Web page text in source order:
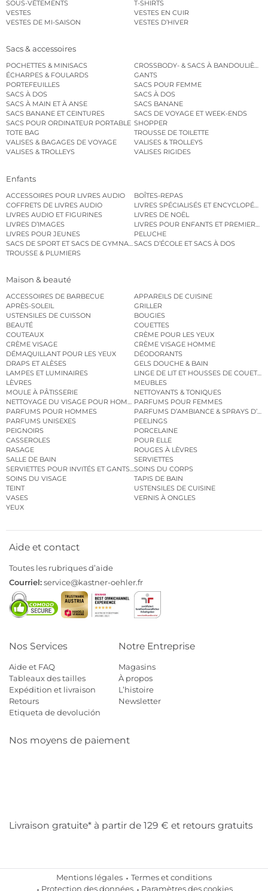
SOUS-VÊTEMENTS
T-SHIRTS
VESTES
VESTES EN CUIR
VESTES DE MI-SAISON
VESTES D’HIVER
Sacs & accessoires
POCHETTES & MINISACS
CROSSBODY- & SACS À BANDOULIÈRE
ÉCHARPES & FOULARDS
GANTS
PORTEFEUILLES
SACS POUR FEMME
SACS À DOS
SACS À DOS
SACS À MAIN ET À ANSE
SACS BANANE
SACS BANANE ET CEINTURES
SACS DE VOYAGE ET WEEK-ENDS
SACS POUR ORDINATEUR PORTABLE SHOPPER
TOTE BAG
TROUSSE DE TOILETTE
VALISES & BAGAGES DE VOYAGE
VALISES & TROLLEYS
VALISES & TROLLEYS
VALISES RIGIDES
Enfants
ACCESSOIRES POUR LIVRES AUDIO
BOÎTES-REPAS
COFFRETS DE LIVRES AUDIO
LIVRES SPÉCIALISÉS ET
LIVRES AUDIO ET FIGURINES
LIVRES DE NOËL
LIVRES D’IMAGES
LIVRES POUR ENFANTS ET PREMIERS
LIVRES POUR JEUNES
PELUCHE
SACS DE SPORT ET SACS DE GYMNASTIQUESACS D’ÉCOLE ET SACS À DOS
TROUSSE & PLUMIERS
Maison & beauté
ACCESSOIRES DE BARBECUE
APPAREILS DE CUISINE
APRÈS-SOLEIL
GRILLER
USTENSILES DE CUISSON
BOUGIES
BEAUTÉ
COUETTES
COUTEAUX
CRÈME POUR LES YEUX
CRÈME VISAGE
CRÈME VISAGE HOMME
DÉMAQUILLANT POUR LES YEUX
DÉODORANTS
DRAPS ET ALÈSES
GELS DOUCHE & BAIN
LAMPES ET LUMINAIRES
LINGE DE LIT ET HOUSSES DE COUETTE
LÈVRES
MEUBLES
MOULE À PÂTISSERIE
NETTOYANTS & TONIQUES
NETTOYAGE DU VISAGE POUR HOMMESPARFUMS POUR FEMMES
PARFUMS POUR HOMMES
PARFUMS D’AMBIANCE & SPRAYS
PARFUMS UNISEXES
PEELINGS
PEIGNOIRS
PORCELAINE
CASSEROLES
POUR ELLE
RASAGE
ROUGES À LÈVRES
SALLE DE BAIN
SERVIETTES
SERVIETTES POUR INVITÉS ET GANTS DE TOILETTE
SOINS DU CORPS
SOINS DU VISAGE
TAPIS DE BAIN
TEINT
USTENSILES DE CUISINE
VASES
VERNIS À ONGLES
YEUX
Aide et contact
Toutes les rubriques d’aide
Courriel:service@kastner-oehler.fr
Nos Services
Aide et FAQ
Tableaux des tailles
Expédition et livraison
Retours
Etiqueta de devolución
Notre Entreprise
Magasins
À propos
L’histoire
Newsletter
Nos moyens de paiement
Livraison gratuite* à partir de 129 € et retours gratuits
Mentions légales
Termes et conditions
Protection des données
Paramètres des cookies